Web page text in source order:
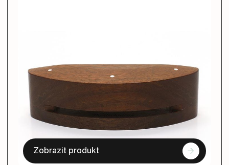
Zobrazit produkt